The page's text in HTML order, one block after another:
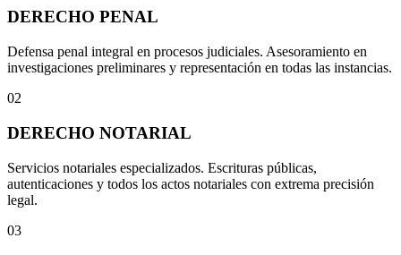
DERECHO PENAL
Defensa penal integral en procesos judiciales. Asesoramiento en
investigaciones preliminares y representación en todas las instancias.
02
DERECHO NOTARIAL
Servicios notariales especializados. Escrituras públicas,
autenticaciones y todos los actos notariales con extrema precisión
legal.
03